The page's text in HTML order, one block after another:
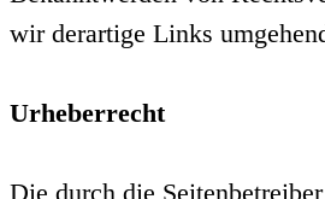
wir derartige Links
Urheberrecht
Die durch die